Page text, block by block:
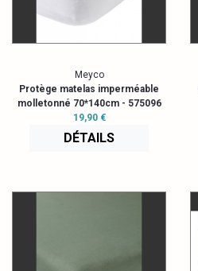
Meyco
Protège matelas imperméable
molletonné 70*140cm - 575096
19,90 €
DÉTAILS